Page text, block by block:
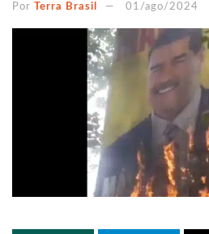
Por Terra Brasil 01/ago/2024